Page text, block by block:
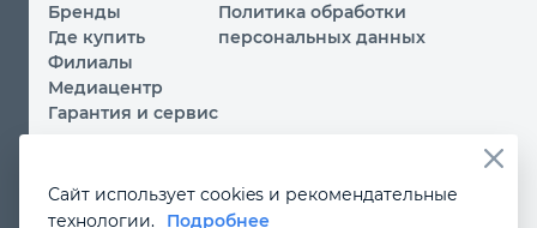
Бренды
Где купить
Филиалы
Медиацентр
Гарантия и сервис
Политика обработки
персональных данных
Вы принимаете условияполитики обработки
Сайт использует cookies и рекомендательные
технологии.
Подробнее